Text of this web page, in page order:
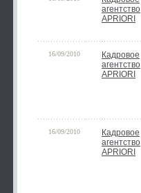
агентство
APRIORI
16/09/2010
Кадровое
агентство
APRIORI
16/09/2010
Кадровое
агентство
APRIORI